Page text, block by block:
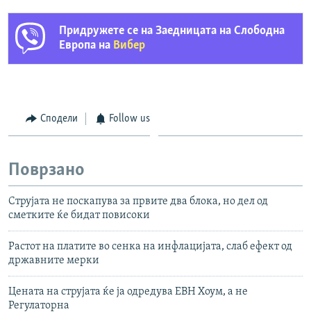
Придружете се на Заедницата на Слободна
Европа на Вибер
Сподели Follow us
Поврзано
Струјата не поскапува за првите два блока, но дел од
сметките ќе бидат повисоки
Растот на платите во сенка на инфлацијата, слаб ефект од
државните мерки
Цената на струјата ќе ја одредува ЕВН Хоум, а не
Регулаторна